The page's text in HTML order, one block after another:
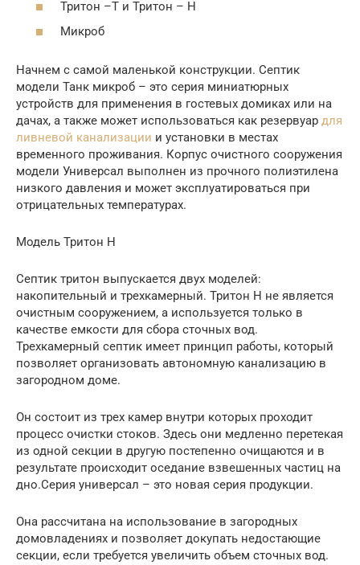
Тритон –Т и Тритон – Н
Микроб
Начнем с самой маленькой конструкции. Септик
модели Танк микроб – это серия миниатюрных
устройств для применения в гостевых домиках или на
дачах, а также может использоваться как резервуар для
ливневой канализации и установки в местах
временного проживания. Корпус очистного сооружения
модели Универсал выполнен из прочного полиэтилена
низкого давления и может эксплуатироваться при
отрицательных температурах.
Модель Тритон Н
Септик тритон выпускается двух моделей:
накопительный и трехкамерный. Тритон Н не является
очистным сооружением, а используется только в
качестве емкости для сбора сточных вод.
Трехкамерный септик имеет принцип работы, который
позволяет организовать автономную канализацию в
загородном доме.
Он состоит из трех камер внутри которых проходит
процесс очистки стоков. Здесь они медленно перетекая
из одной секции в другую постепенно очищаются и в
результате происходит оседание взвешенных частиц на
дно.Серия универсал – это новая серия продукции.
Она рассчитана на использование в загородных
домовладениях и позволяет докупать недостающие
секции, если требуется увеличить объем сточных вод.